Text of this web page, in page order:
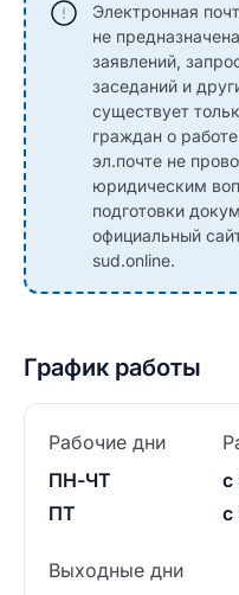
Электронная
не
заявлений,
заседаний и
существует
граждан о
эл.почте не
юридическим
подготовки
официальный
sud.online.
График работы
Рабочие дни
ПН-ЧТ
ПТ
с
с
Выходные дни